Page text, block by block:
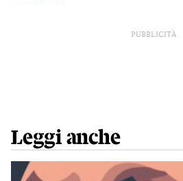
PUBBLICITÀ
Leggi anche